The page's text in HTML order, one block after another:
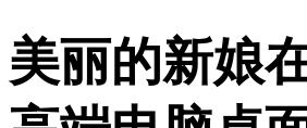
美丽的新娘